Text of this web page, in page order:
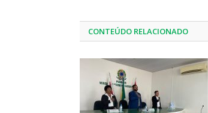
CONTEÚDO RELACIONADO